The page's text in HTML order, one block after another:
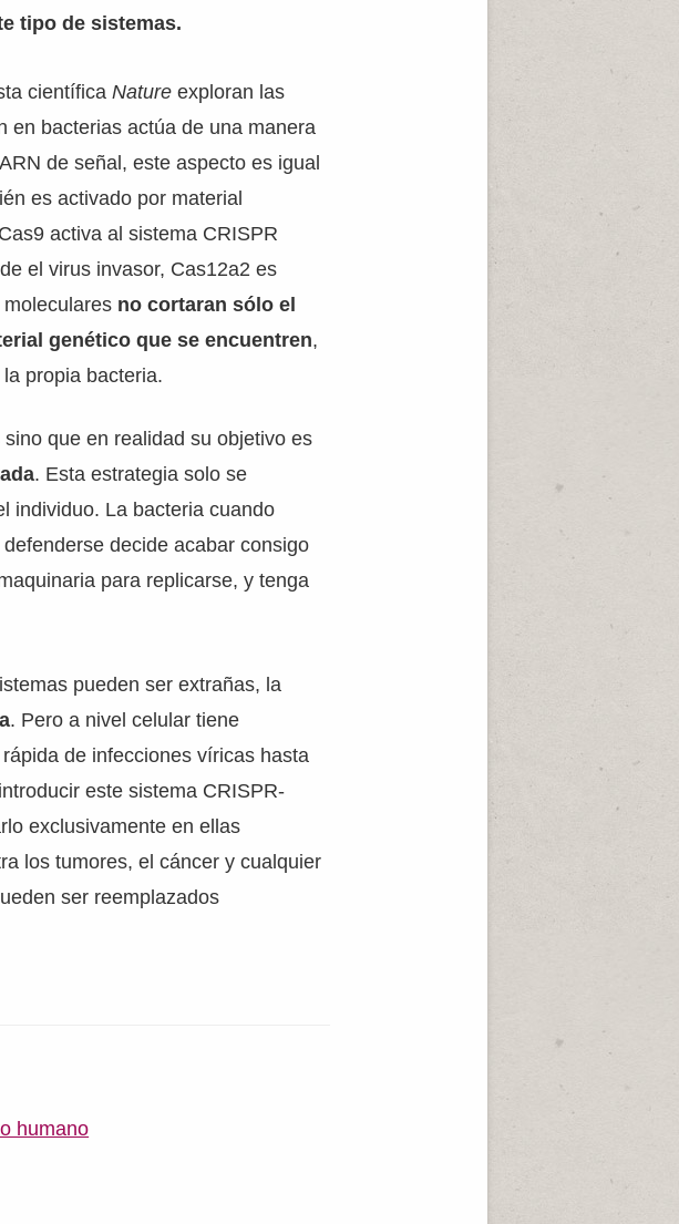
tipo de sistemas.
científicaNatureexploran las
en bacterias actúa de una manera
de señal, este aspecto es igual
es activado por material
activa al sistema CRISPR
el virus invasor, Cas12a2 es
no cortaran sólo el
genético que se encuentren,
propia bacteria.
que en realidad su objetivo es
. Esta estrategia solo se
individuo. La bacteria cuando
decide acabar consigo
para replicarse, y tenga
pueden ser extrañas, la
. Pero a nivel celular tiene
de infecciones víricas hasta
este sistema CRISPR-
exclusivamente en ellas
los tumores, el cáncer y cualquier
ser reemplazados
humano